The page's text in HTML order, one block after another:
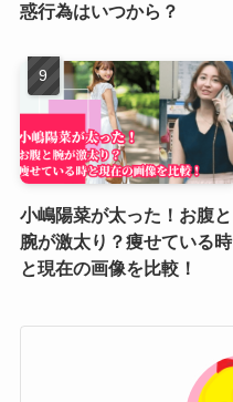
惑行為はいつから？
小嶋陽菜が太った！お腹と
腕が激太り？痩せている時
と現在の画像を比較！